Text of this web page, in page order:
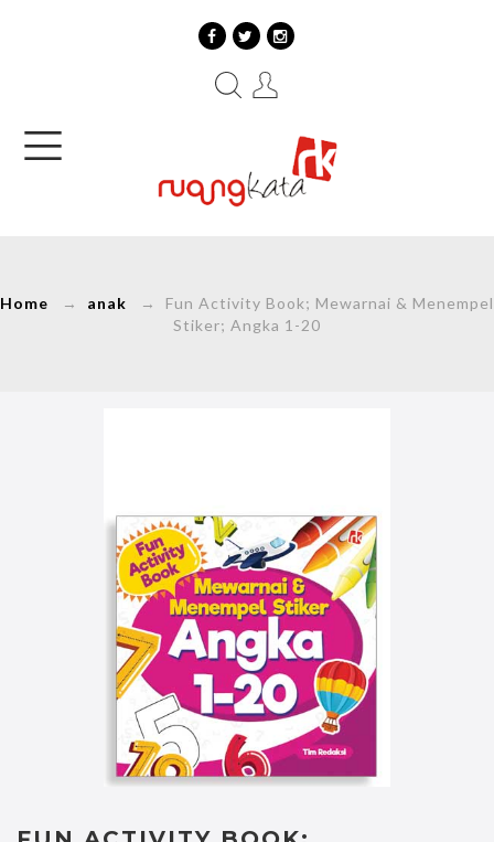
Home → anak → Fun Activity Book; Mewarnai & Menempel
Stiker; Angka 1-20